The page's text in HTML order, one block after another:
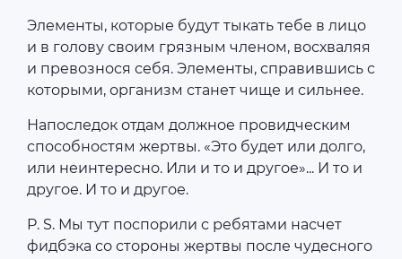
Элементы, которые будут тыкать тебе в лицо
и в голову своим грязным членом, восхваляя
и превознося себя. Элементы, справившись с
которыми, организм станет чище и сильнее.
Напоследок отдам должное провидческим
способностям жертвы. «Это будет или долго,
или неинтересно. Или и то и другое»... И то и
другое. И то и другое.
P. S. Мы тут поспорили с ребятами насчет
фидбэка со стороны жертвы после чудесного